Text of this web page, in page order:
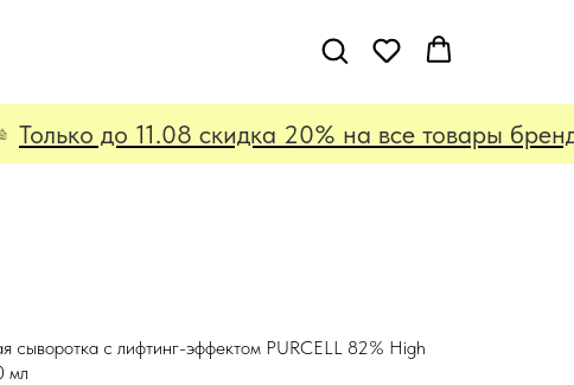
до 11.08 скидка 20% на все товары
сыворотка с лифтинг-эффектом PURCELL 82% High
мл